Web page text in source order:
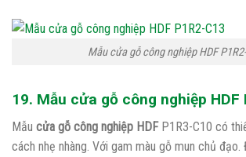
Mẫu cửa gỗ công nghiệp HDF
19. Mẫu cửa gỗ công nghiệp HDF
Mẫu cửa gỗ công nghiệp HDFP1R3-C10 có
cách nhẹ nhàng. Với gam màu gỗ mun chủ